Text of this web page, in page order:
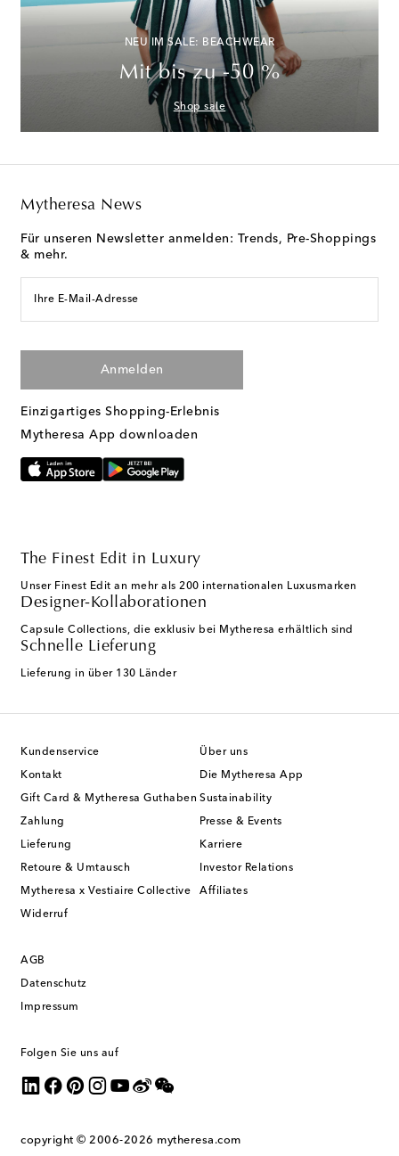
NEU IM SALE: BEACHWEAR
Mit bis zu -50 %
Shop sale
Mytheresa News
Für unseren Newsletter anmelden: Trends, Pre-Shoppings
& mehr.
Ihre E-Mail-Adresse
Anmelden
Einzigartiges Shopping-Erlebnis
Mytheresa App downloaden
The Finest Edit in Luxury
Unser Finest Edit an mehr als 200 internationalen Luxusmarken
Designer-Kollaborationen
Capsule Collections, die exklusiv bei Mytheresa erhältlich sind
Schnelle Lieferung
Lieferung in über 130 Länder
Kundenservice
Kontakt
Gift Card & Mytheresa Guthaben
Zahlung
Lieferung
Retoure & Umtausch
Mytheresa x Vestiaire Collective
Widerruf
Über uns
Die Mytheresa App
Sustainability
Presse & Events
Karriere
Investor Relations
Affiliates
AGB
Datenschutz
Impressum
Folgen Sie uns auf
copyright © 2006-2026 mytheresa.com